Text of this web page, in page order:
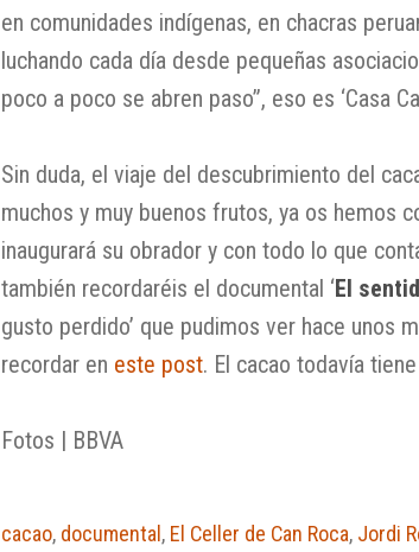
en comunidades indígenas, en chacras
luchando cada día desde pequeñas
poco a poco se abren paso”, eso es ‘Casa
Sin duda, el viaje del descubrimiento del
muchos y muy buenos frutos, ya os hemos
inaugurará su obrador y con todo lo que
también recordaréis el documental ‘El
gusto perdido’ que pudimos ver hace unos
recordar en este post. El cacao todavía
Fotos | BBVA
cacao, documental, El Celler de Can Roca, Jordi